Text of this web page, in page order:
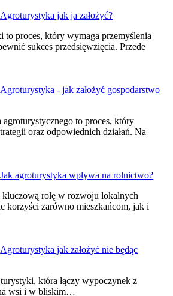
Agroturystyka jak ja założyć?
to proces, który wymaga przemyślenia
sukces przedsięwzięcia. Przede
Agroturystyka - jak założyć gospodarstwo
agroturystycznego to proces, który
oraz odpowiednich działań. Na
Jak agroturystyka wpływa na rolnictwo?
rolę w rozwoju lokalnych
korzyści zarówno mieszkańcom, jak i
Agroturystyka jak założyć nie będąc
która łączy wypoczynek z
wsi i w bliskim…